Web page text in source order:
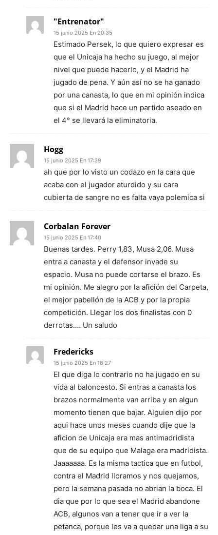
"Entrenator"
15 junio 2025 En 20:35
Estimado Persek, lo que quiero expresar es
que el Unicaja ha hecho su juego, al mejor
nivel que puede hacerlo, y el Madrid ha
jugado de pena. Y aún así no se ha ganado
por una canasta, lo que en mi opinión indica
que si el Madrid hace un partido aseado en
el 4° se llevará la eliminatoria.
Hogg
15 junio 2025 En 17:39
ah que por lo visto un codazo en la cara que
acaba con el jugador aturdido y su cara
cubierta de sangre no es falta vaya polemica si
Corbalan Forever
15 junio 2025 En 17:40
Buenas tardes. Perry 1,83, Musa 2,06. Musa
entra a canasta y el defensor invade su
espacio. Musa no puede cortarse el brazo. Es
mi opinión. Me alegro por la afición del Carpeta,
el mejor pabellón de la ACB y por la propia
competición. Llegar los dos finalistas con 0
derrotas…. Un saludo
Fredericks
15 junio 2025 En 18:27
El que diga lo contrario no ha jugado en su
vida al baloncesto. Si entras a canasta los
brazos normalmente van arriba y en algun
momento tienen que bajar. Alguien dijo por
aqui hace unos meses cuando dije que la
aficion de Unicaja era mas antimadridista
que de su equipo que Malaga era madridista.
Jaaaaaaa. Es la misma tactica que en futbol,
contra el Madrid lloramos y nos quejamos,
pero la semana pasada no abrian la boca. El
dia que por lo que sea el Madrid abandone
ACB, algunos van a tener que ir a ver la
petanca, porque les va a quedar una liga a su